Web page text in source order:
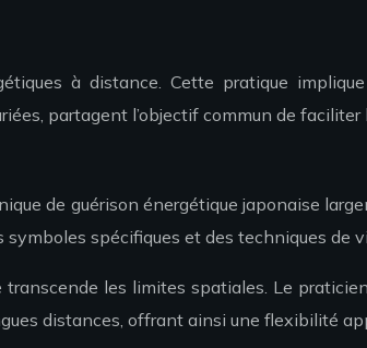
à distance. Cette pratique
partagent l’objectif commun de
de guérison énergétique japonaise
spécifiques et des techniques
transcende les limites spatiales. Le
distances, offrant ainsi une flexibilité